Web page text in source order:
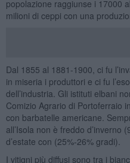
popolazione raggiunse i 17000
milioni di ceppi con una
Dal 1855 al 1881-1900, ci fu
in miseria i produttori e ci fu
dell’industria. Gli istituti elbani
Comizio Agrario di Portoferraio
con barbatelle americane.
all’Isola non è freddo d’inverno
d’estate con (25%-26% gradi).
I vitigni più diffusi sono tra i